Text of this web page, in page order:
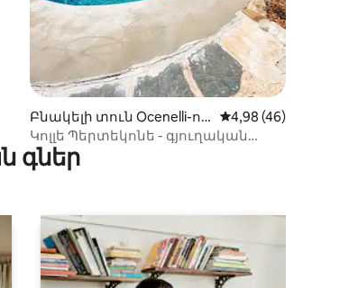
Բնակելի տուն Ocenelli-ու
մ
Միջին
4,98 (46)
Կոլլե Պերտեկոնե - գյուղական
տուն և մասնավոր լողավազան
գներ